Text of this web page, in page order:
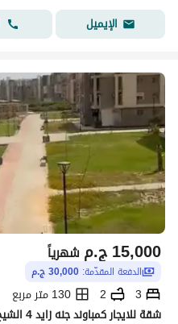
الإيميل
ج.م15,000 شهرياً
الدفعة المقدّمة: 30,000 ج.م
3
2
130 متر مربع